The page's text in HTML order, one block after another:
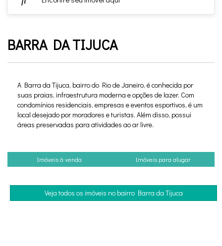
BARRA DA TIJUCA
A Barra da Tijuca, bairro do Rio de Janeiro, é conhecida por
suas praias, infraestrutura moderna e opções de lazer. Com
condomínios residenciais, empresas e eventos esportivos, é um
local desejado por moradores e turistas. Além disso, possui
áreas preservadas para atividades ao ar livre.
Imóveis à venda Imóveis para alugar
Veja todos os imóveis no bairro Barra da Tijuca